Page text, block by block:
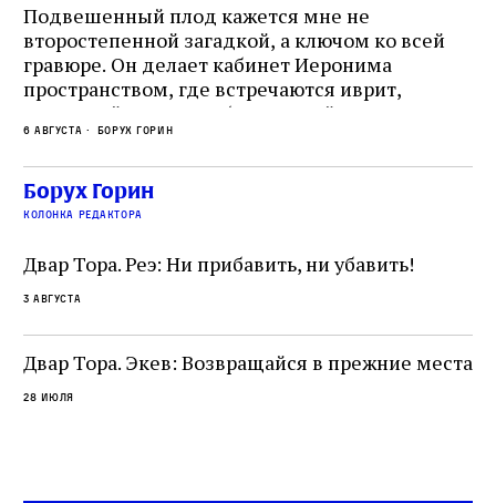
Подвешенный плод кажется мне не
второстепенной загадкой, а ключом ко всей
гравюре. Он делает кабинет Иеронима
пространством, где встречаются иврит,
греческий и латынь; буквальный смысл и
церковная традиция; филологическая
точность и понятность; переводчик,
убеждённый в необходимости исправления, и
читатель, воспринимающий исправление как
не просто покровитель переводчиков,
окружённый книгами. Перед нами человек,
одно решение которого вызвало возмущение
целой общины и стало частью многовекового
спора о том, кому принадлежит последнее
слово в переводе Библии
6 августа Борух Горин
Борух Горин
колонка редактора
Двар Тора. Реэ: Ни прибавить, ни убавить!
3 августа
Двар Тора. Экев: Возвращайся в прежние места
28 июля